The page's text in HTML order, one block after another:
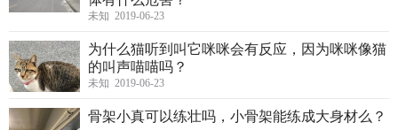
未知 2019-06-23
为什么猫听到叫它咪咪会有反应，因为咪咪像猫
的叫声喵喵吗？
未知 2019-06-23
骨架小真可以练壮吗，小骨架能练成大身材么？